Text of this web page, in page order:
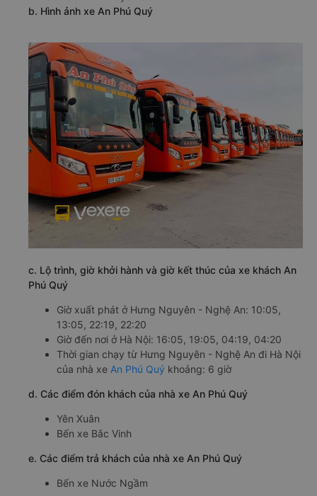
b. Hình ảnh xe An Phú Quý
c. Lộ trình, giờ khởi hành và giờ kết thúc của xe khách An
Phú Quý
Giờ xuất phát ở Hưng Nguyên - Nghệ An: 10:05,
13:05, 22:19, 22:20
Giờ đến nơi ở Hà Nội: 16:05, 19:05, 04:19, 04:20
Thời gian chạy từ Hưng Nguyên - Nghệ An đi Hà Nội
của nhà xe An Phú Quý khoảng: 6 giờ
d. Các điểm đón khách của nhà xe An Phú Quý
Yên Xuân
Bến xe Bắc Vinh
e. Các điểm trả khách của nhà xe An Phú Quý
Bến xe Nước Ngầm